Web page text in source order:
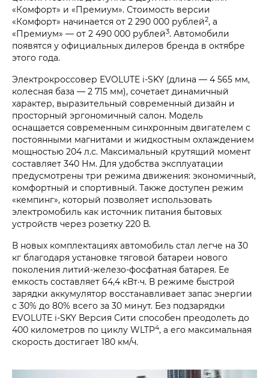
«Комфорт» и «Премиум». Стоимость версии
«Комфорт» начинается от 2 290 000 рублей2, а
«Премиум» — от 2 490 000 рублей3. Автомобили
появятся у официальных дилеров бренда в октябре
этого года.
Электрокроссовер EVOLUTE i‑SKY (длина — 4 565 мм,
колесная база — 2 715 мм), сочетает динамичный
характер, выразительный современный дизайн и
просторный эргономичный салон. Модель
оснащается современным синхронным двигателем с
постоянными магнитами и жидкостным охлаждением
мощностью 204 л.с. Максимальный крутящий момент
составляет 340 Нм. Для удобства эксплуатации
предусмотрены три режима движения: экономичный,
комфортный и спортивный. Также доступен режим
«кемпинг», который позволяет использовать
электромобиль как источник питания бытовых
устройств через розетку 220 В.
В новых комплектациях автомобиль стал легче на 30
кг благодаря установке тяговой батареи нового
поколения литий-железо-фосфатная батарея. Ее
емкость составляет 64,4 кВт·ч. В режиме быстрой
зарядки аккумулятор восстанавливает запас энергии
с 30% до 80% всего за 30 минут. Без подзарядки
EVOLUTE i‑SKY Версия Сити способен преодолеть до
400 километров по циклу WLTP4, а его максимальная
скорость достигает 180 км/ч.